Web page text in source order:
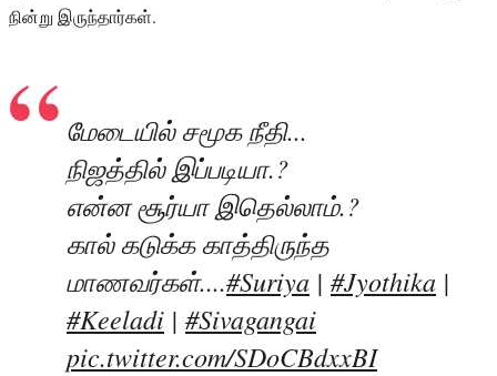
நின்று இருந்தார்கள்.
மேடையில் சமூக நீதி...
நிஜத்தில் இப்படியா.?
என்ன சூர்யா இதெல்லாம்.?
கால் கடுக்க காத்திருந்த
மாணவர்கள்....#Suriya | #Jyothika |
#Keeladi | #Sivagangai
pic.twitter.com/SDoCBdxxBI